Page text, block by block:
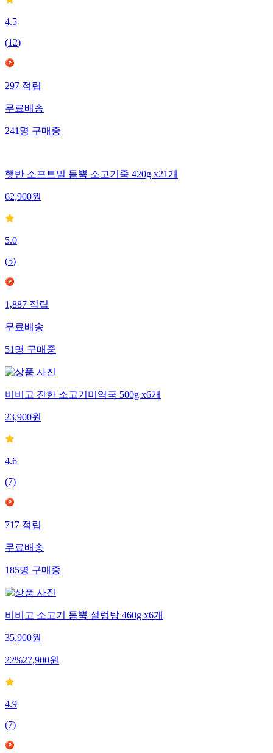
4.5
(12)
297적립
무료배송
241명구매중
햇반 소프트밀 듬뿍 소고기죽 420g x21개
62,900원
5.0
(5)
1,887적립
무료배송
51명구매중
비비고 진한 소고기미역국 500g x6개
23,900원
4.6
(7)
717적립
무료배송
185명구매중
비비고 소고기 듬뿍 설렁탕 460g x6개
35,900원
22%27,900원
4.9
(7)